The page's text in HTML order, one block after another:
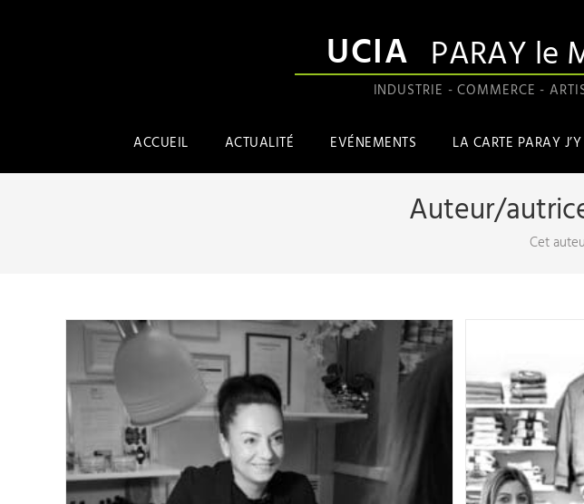
UCIA PARAY le
INDUSTRIE - COMMERCE -
ACCUEIL ACTUALITÉ EVÉNEMENTS LA CARTE PARAY
Auteur/
Cet